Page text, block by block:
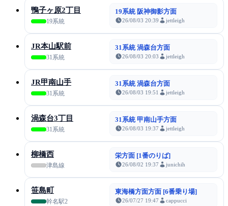
鴨子ヶ原2丁目
19系統
19系統 阪神御影方面
26/08/03 20:39 jettleigh
JR本山駅前
31系統
31系統 渦森台方面
26/08/03 20:03 jettleigh
JR甲南山手
31系統
31系統 渦森台方面
26/08/03 19:51 jettleigh
渦森台3丁目
31系統
31系統 甲南山手方面
26/08/03 19:37 jettleigh
柳橋西
津島線
栄方面 [1番のりば]
26/08/02 19:37 junichih
笹島町
幹名駅2
東海橋方面方面 [6番乗り場]
26/07/27 19:47 cappucci